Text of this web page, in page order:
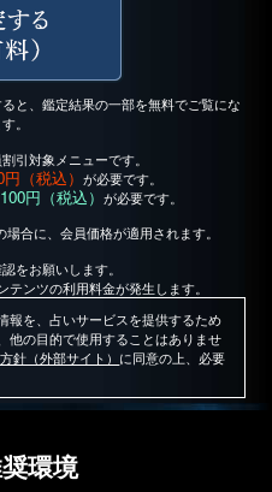
と、鑑定結果の一部を無料でご覧にな
。
引対象メニューです。
（税込） が必要です。
円（税込） が必要です。
合に、会員価格が適用されます。
をお願いします。
ンツの利用料金が発生します。
報を、占いサービスを提供するため
他の目的で使用することはありませ
針（外部サイト） に同意の上、必要
環境